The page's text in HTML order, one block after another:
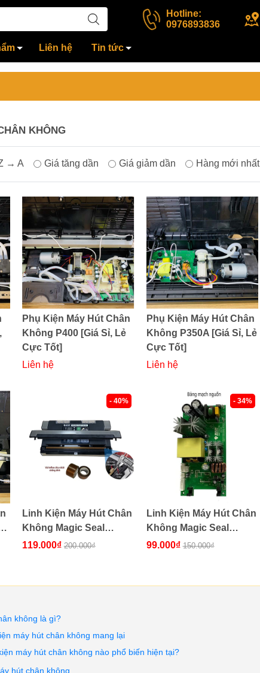
Hotline:
0976893836
Liên hệ Tin tức
KHÔNG
→ A Giá tăng dần Giá giảm dần Hàng mới nhất
Phụ Kiện Máy Hút Chân
Không P400 [Giá Sỉ, Lẻ
Cực Tốt]
Liên hệ
Phụ Kiện Máy Hút Chân
Không P350A [Giá Sỉ, Lẻ
Cực Tốt]
Liên hệ
- 40%
Linh Kiện Máy Hút Chân
Không Magic Seal
Ms180 [Giá Sỉ, Lẻ Cực
119.000₫ 200.000₫
- 34%
Linh Kiện Máy Hút Chân
Không Magic Seal
Ms175 [Giá Sỉ, Lẻ Cực
99.000₫ 150.000₫
không là gì?
máy hút chân không mang lại
máy hút chân không nào phổ biến hiện tại?
hút chân không